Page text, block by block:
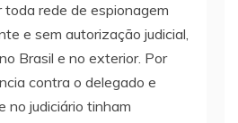
rede de espionagem
e sem autorização judicial,
Brasil e no exterior. Por
contra o delegado e
no judiciário tinham